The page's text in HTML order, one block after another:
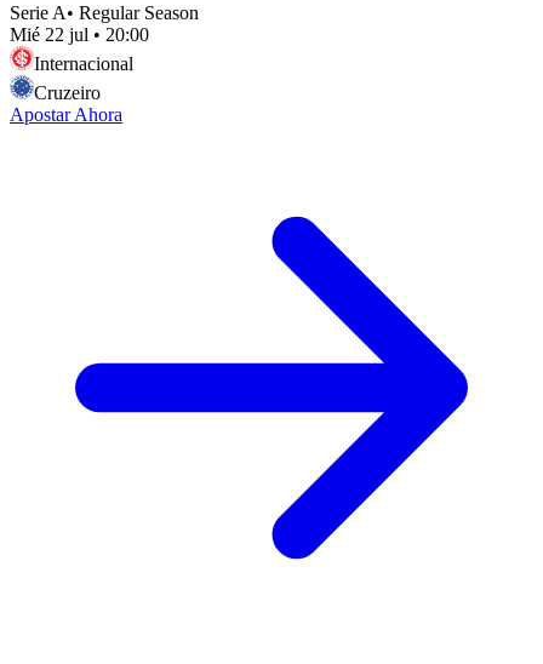
Serie A• Regular Season
Mié 22 jul • 20:00
Internacional
Cruzeiro
Apostar Ahora